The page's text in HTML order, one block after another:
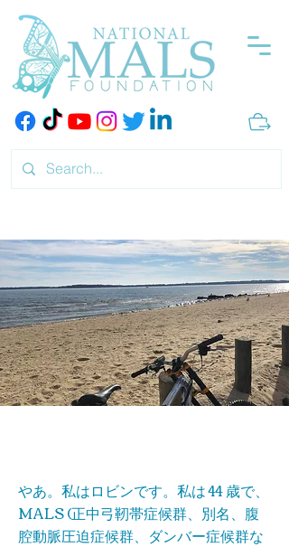
やあ。私はロビンです。私は 44 歳で、
MALS (正中弓靭帯症候群、別名、腹
腔動脈圧迫症候群、ダンバー症候群な